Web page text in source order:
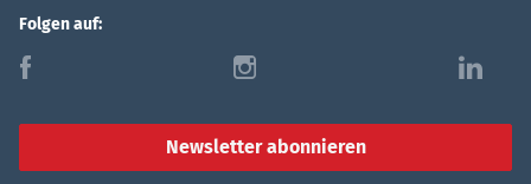
Folgen auf:
f i l
Newsletter abonnieren